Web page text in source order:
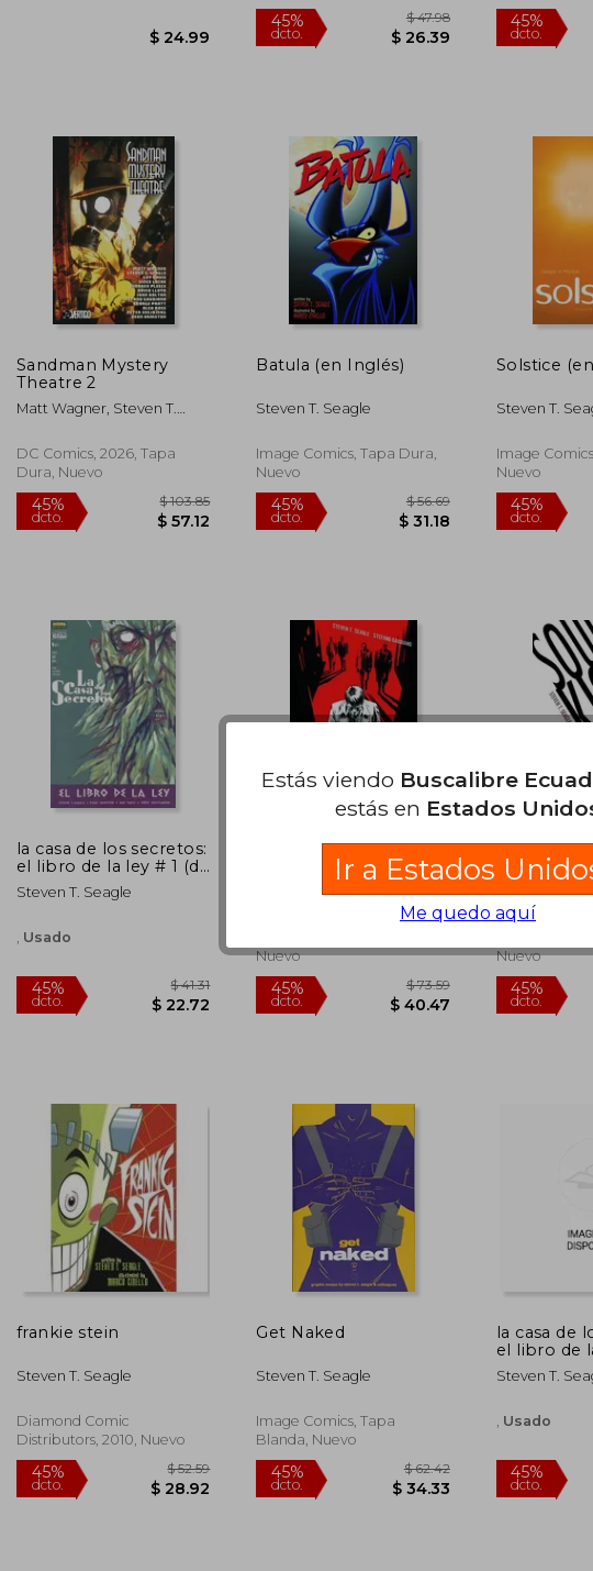
45%
dcto.
Sandman Mystery
Theatre 2
Matt Wagner, Steven T.
DC Comics, 2026, Tapa
Dura, Nuevo
45%
dcto.
Batula (en Inglés)
Steven T. Seagle
Image Comics, Tapa Dura,
Nuevo
45%
dcto.
Solstice
Steven T.
Image
Nuevo
la casa de los secretos:
el libro de la ley # 1 (de
3)
Steven T. Seagle
Usado
45%
dcto.
Kafka (en Inglés)
Steven T. Seagle
Nuevo
45%
Soul Kiss
Steven T.
Nuevo
frankie stein
Steven T. Seagle
Diamond Comic
Distributors, 2010, Nuevo
Get Naked
Steven T. Seagle
Image Comics, Tapa
Blanda, Nuevo
la casa de
el libro de
(de 3)
Steven T.
Usado
Estás viendo Buscalibre
estás en Estados
Ir a Estados
Me quedo aquí